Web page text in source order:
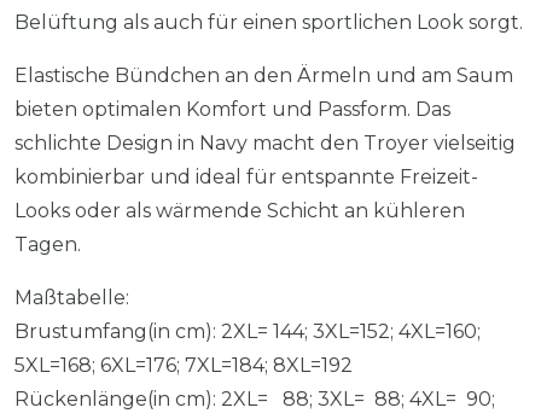
Belüftung als auch für einen sportlichen Look sorgt.
Elastische Bündchen an den Ärmeln und am Saum
bieten optimalen Komfort und Passform. Das
schlichte Design in Navy macht den Troyer vielseitig
kombinierbar und ideal für entspannte Freizeit-
Looks oder als wärmende Schicht an kühleren
Tagen.
Maßtabelle:
Brustumfang(in cm): 2XL= 144; 3XL=152; 4XL=160;
5XL=168; 6XL=176; 7XL=184; 8XL=192
Rückenlänge(in cm): 2XL= 88; 3XL= 88; 4XL= 90;